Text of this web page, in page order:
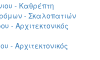
- Καθρέπτη
- Σκαλοπατιών
- Αρχιτεκτονικός
- Αρχιτεκτονικός